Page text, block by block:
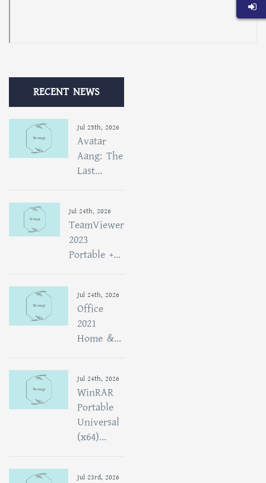
RECENT NEWS
Jul 25th, 2026
Avatar
Aang: The
Last...
Jul 24th, 2026
TeamViewer
2023
Portable +...
Jul 24th, 2026
Office
2021
Home &...
Jul 24th, 2026
WinRAR
Portable
Universal
(x64)...
Jul 23rd, 2026